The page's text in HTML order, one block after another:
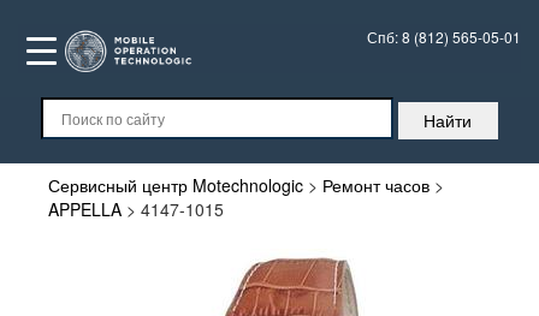
Спб:8 (812) 565-05-01
Сервисный центр Motechnologic > Ремонт часов >
APPELLA > 4147-1015